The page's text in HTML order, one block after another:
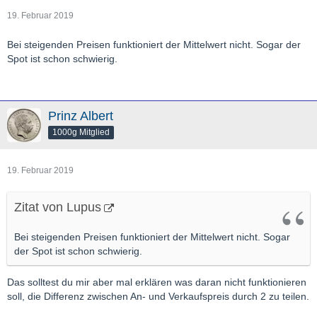
19. Februar 2019
Bei steigenden Preisen funktioniert der Mittelwert nicht. Sogar der
Spot ist schon schwierig.
Prinz Albert
1000g Mitglied
19. Februar 2019
Zitat von Lupus
Bei steigenden Preisen funktioniert der Mittelwert nicht. Sogar
der Spot ist schon schwierig.
Das solltest du mir aber mal erklären was daran nicht funktionieren
soll, die Differenz zwischen An- und Verkaufspreis durch 2 zu teilen.